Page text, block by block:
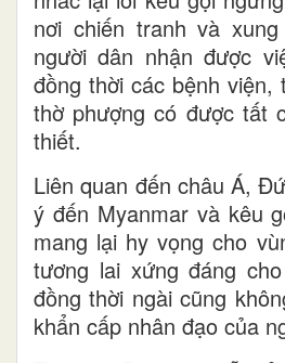
nơi chiến tranh và
người dân nhận được
đồng thời các bệnh viện,
thờ phượng có được tất
thiết.
Liên quan đến châu Á,
ý đến Myanmar và kêu
mang lại hy vọng cho
tương lai xứng đáng
đồng thời ngài cũng
khẩn cấp nhân đạo của